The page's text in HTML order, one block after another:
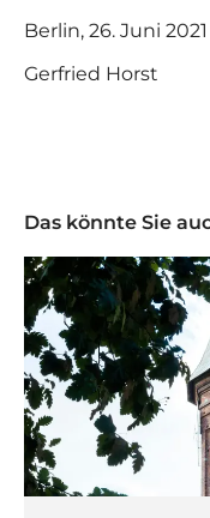
Berlin, 26. Juni 2021
Gerfried Horst
Das könnte Sie